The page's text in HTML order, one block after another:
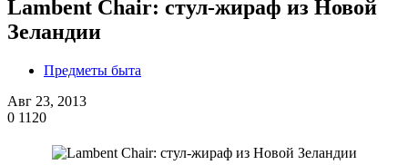
Lambent Chair: стул-жираф из Новой
Зеландии
Предметы быта
Авг 23, 2013
0 1120